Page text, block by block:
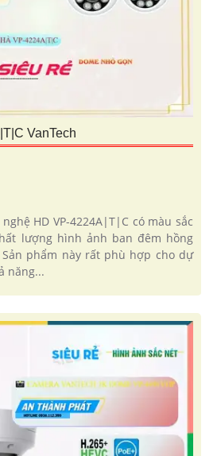
VanTech
HD VP-4224A|T|C có màu sắc
lượng hình ảnh ban đêm hồng
phẩm này rất phù hợp cho dự
năng...